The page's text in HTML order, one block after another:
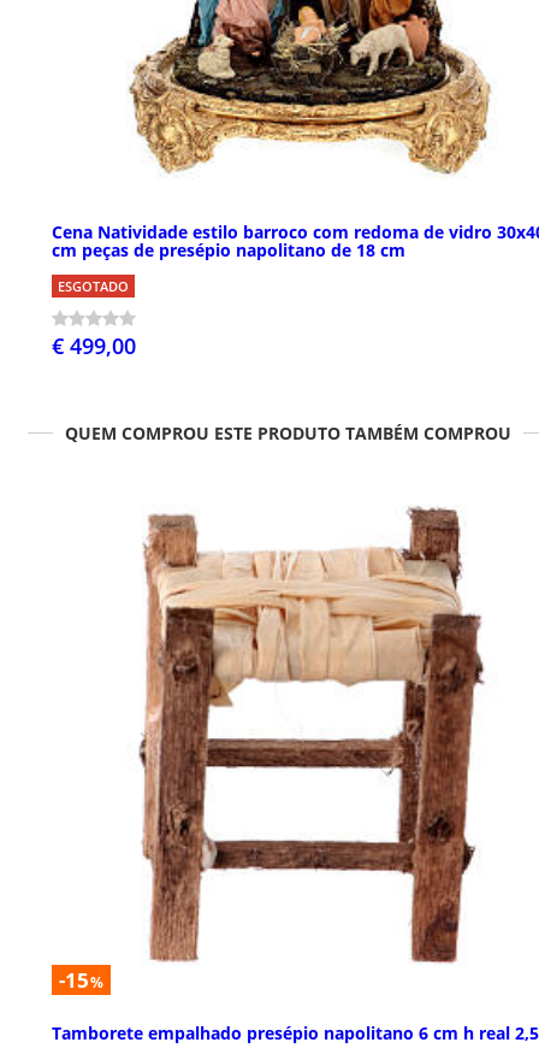
Cena Natividade estilo barroco com redoma de vidro
cm peças de presépio napolitano de 18 cm
ESGOTADO
€ 499,00
QUEM COMPROU ESTE PRODUTO TAMBÉM COMPROU
-15%
Tamborete empalhado presépio napolitano 6 cm h real